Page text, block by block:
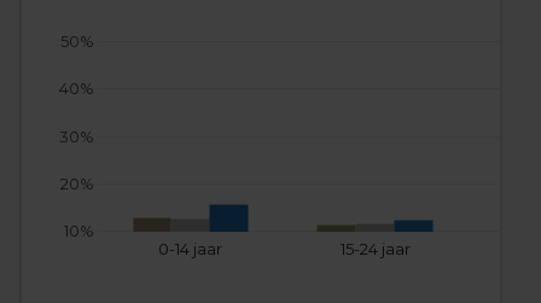
0-14 jaar 15-24 jaar
10%
20%
30%
40%
50%